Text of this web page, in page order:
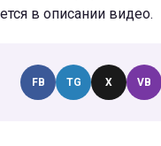
в описании видео.
FB TG X VB